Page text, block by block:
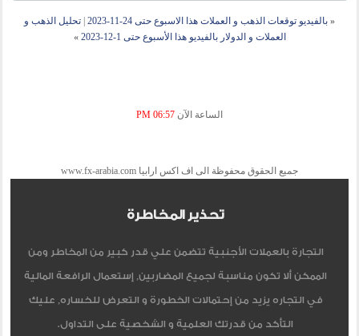
« بالفيديو توقعات الذهب و العملات هذا الاسبوع حتى 24-11-2023
تحليل الذهب و
العملات و الدولار بالفيديو هذا الأسبوع حتى 1-12-2023
»
الساعة الآن 06:57 PM
جميع الحقوق محفوظة الى اف اكس ارابيا www.fx-arabia.com
تحذير المخاطرة
التجارة بالعملات الأجنبية تتضمن علي قدر كبير من المخاطر ومن
الممكن ألا تكون مناسبة لجميع المضاربين, إستعمال الرافعة المالية
في التجاره يزيد من إحتمالات الخطورة و التعرض للخساره, عليك
التأكد من قدرتك العلمية و الشخصية على التداول.